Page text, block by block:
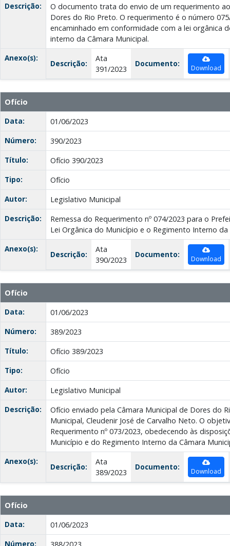
Descrição:
O documento trata do envio de um requerimento
Dores do Rio Preto. O requerimento é o número
encaminhado em conformidade com a lei orgânica
interno da Câmara Municipal.
Anexo(s):
Descrição:
Ata
391/2023
Documento: Download
Ofício
Data:
01/06/2023
Número:
390/2023
Título:
Ofício 390/2023
Tipo:
Ofício
Autor:
Legislativo Municipal
Descrição:
Remessa do Requerimento nº 074/2023 para o
Lei Orgânica do Município e o Regimento Interno da
Anexo(s):
Descrição:
Ata
390/2023
Documento: Download
Ofício
Data:
01/06/2023
Número:
389/2023
Título:
Ofício 389/2023
Tipo:
Ofício
Autor:
Legislativo Municipal
Descrição:
Ofício enviado pela Câmara Municipal de Dores do
Municipal, Cleudenir José de Carvalho Neto. O
Requerimento nº 073/2023, obedecendo às
Município e do Regimento Interno da Câmara
Anexo(s):
Descrição:
Ata
389/2023
Documento: Download
Ofício
Data:
01/06/2023
Número: